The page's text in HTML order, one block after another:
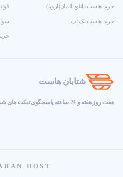
خرید هاست دانلود آلمان(اروپا)
خرید هاست بک آپ
شتابان هاست
هفت روز هفته و 24 ساعته پاسخگوی تیکت های شما هستیم
HOST